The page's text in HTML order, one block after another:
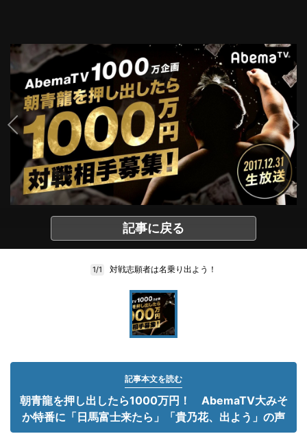
記事に戻る
1/1 対戦志願者は名乗り出よう！
記事本文を読む
朝青龍を押し出したら1000万円！ AbemaTV大みそ
か特番に「日馬富士来たら」「貴乃花、出よう」の声